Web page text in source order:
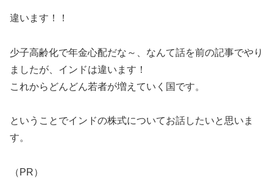
違います！！
少子高齢化で年金心配だな～、なんて話を前の記事でやり
ましたが、インドは違います！
これからどんどん若者が増えていく国です。
ということでインドの株式についてお話したいと思いま
す。
（PR）